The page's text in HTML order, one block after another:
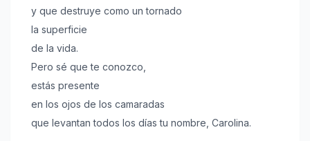
y que destruye como un tornado
la superficie
de la vida.
Pero sé que te conozco,
estás presente
en los ojos de los camaradas
que levantan todos los días tu nombre, Carolina.